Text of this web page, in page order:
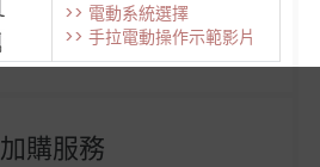
>> 電動系統選擇
>> 手拉電動操作示範影片
加購服務